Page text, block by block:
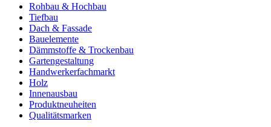
Rohbau & Hochbau
Tiefbau
Dach & Fassade
Bauelemente
Dämmstoffe & Trockenbau
Gartengestaltung
Handwerkerfachmarkt
Holz
Innenausbau
Produktneuheiten
Qualitätsmarken